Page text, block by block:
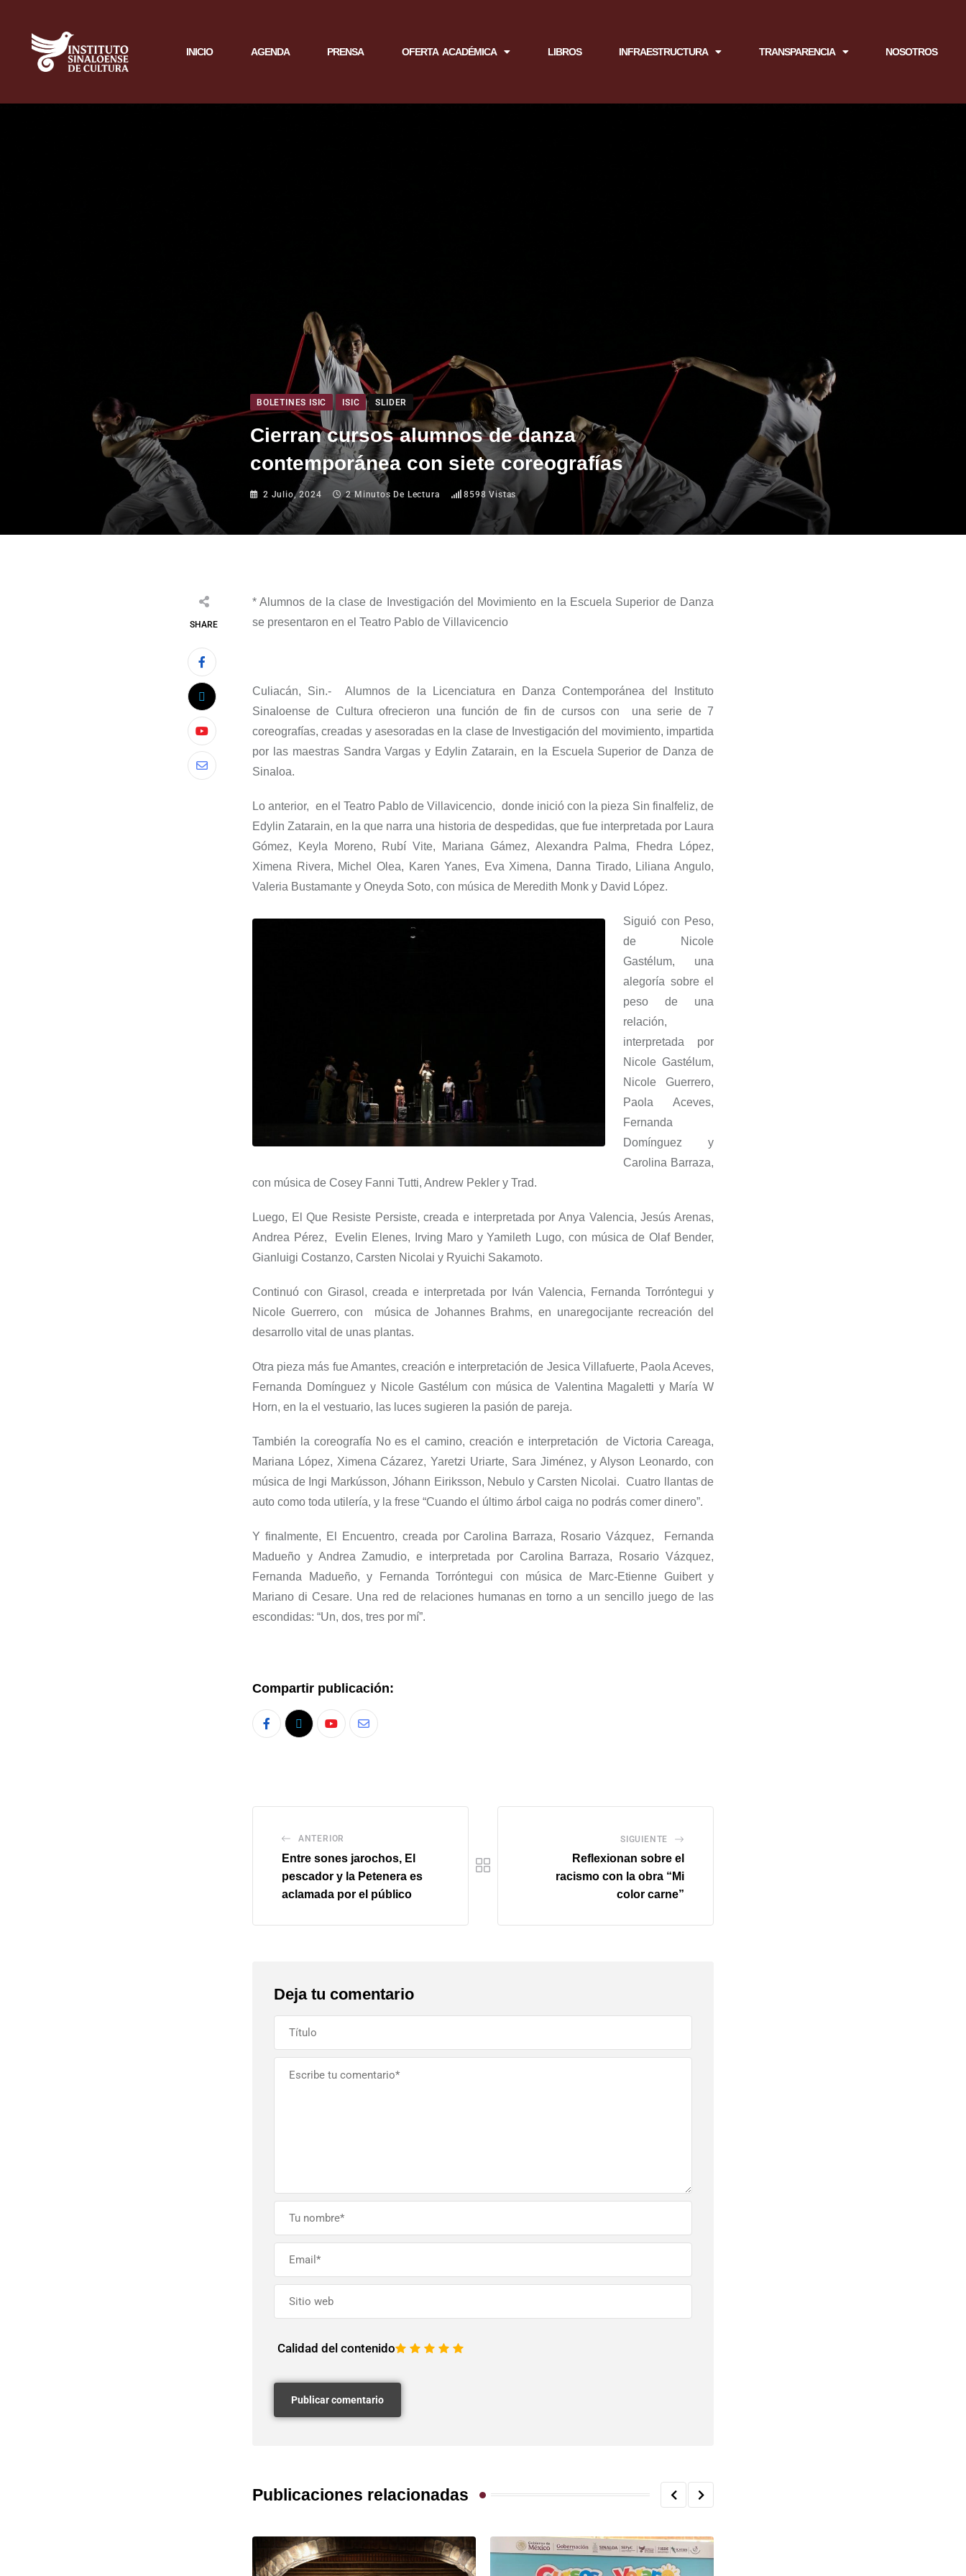
INICIO AGENDA PRENSA OFERTA ACADÉMICA LIBROS INFRAESTRUCTURA TRANSPARENCIA NOSOTROS
BOLETINES ISIC ISIC SLIDER
Cierran cursos alumnos de danza
contemporánea con siete coreografías
2 Julio, 2024 2 Minutos De Lectura 8598 Vistas
SHARE
* Alumnos de la clase de Investigación del Movimiento en la Escuela Superior de Danza
se presentaron en el Teatro Pablo de Villavicencio
Culiacán, Sin.- Alumnos de la Licenciatura en Danza Contemporánea del
Instituto
Sinaloense de Cultura ofrecieron una función de fin de cursoscon una serie de 7
coreografías, creadas y asesoradas en la clase de Investigación del movimiento, impartida
por las maestras Sandra Vargas y Edylin Zatarain, en la Escuela Superior de Danza de
Sinaloa.
Lo anterior, en el Teatro Pablo de Villavicencio, donde inició con la pieza Sin final feliz, de
Edylin Zatarain, en la que narra una historiade despedidas, que fue interpretada por Laura
Gómez, Keyla Moreno, Rubí Vite, Mariana Gámez, Alexandra Palma,
Fhedra López,
Ximena Rivera, Michel Olea, Karen Yanes, Eva Ximena, Danna Tirado, Liliana Angulo,
Valeria Bustamante y Oneyda Soto, con música de Meredith Monk y David López.
Siguió con Peso,
de Nicole
Gastélum, una
alegoría sobre el
peso de una
relación,
interpretada por
Nicole Gastélum,
Nicole Guerrero,
Paola Aceves,
Fernanda
Domínguez y
Carolina Barraza,
con música de Cosey Fanni Tutti, Andrew Pekler y Trad.
Luego, El Que Resiste Persiste, creada e interpretada porAnya Valencia, Jesús Arenas,
Andrea Pérez, Evelin Elenes, Irving Maro y Yamileth Lugo, con música de Olaf Bender,
Gianluigi Costanzo, Carsten Nicolai y Ryuichi Sakamoto.
Continuó con Girasol , creada e interpretada por Iván Valencia, Fernanda Torróntegui y
Nicole Guerrero, con música de Johannes Brahms, en unaregocijanterecreación de
desarrollo vital de unas plantas.
Otra pieza más fueAmantes, creación e interpretación de Jesica Villafuerte, Paola Aceves,
Fernanda Domínguez y Nicole Gastélum con música de Val entina Magaletti y María W
Horn, en la el vestuario, las luces sugieren la pasión de pareja.
También la coreografía No es el camino, creación e interpretación de Victoria Careaga,
Mariana López, Ximena Cázarez, Yaretzi Uriarte, Sara Jiménez, yAlyson Leonardo, con
música de Ingi Markússon,Jóhann Eiriksson, Nebulo y Carsten Nicolai. Cuatro llantas de
auto como toda utilería, y la frese “Cuando el último árbol caiga no podrás comer dinero”.
Y finalmente, El Encuentro, creada por Carolina Barraza, Rosario Vázquez, Fernanda
Madueño y Andrea Zamudio, e interpretada por Carolina Barraza, Rosario Vázquez,
Fernanda
Madueño, y Fernanda Torróntegui con música de Marc-Etienne Guiberty
Mariano di Cesare. Unared de relaciones humanas en torno a un sencillo juego de las
escondidas: “Un, dos, tres por mí”.
Compartir publicación:
ANTERIOR
Entre sones jarochos, El
pescador y la Petenera es
aclamada por el público
SIGUIENTE
Reflexionan sobre el
racismo con la obra “Mi
color carne”
Deja tu comentario
Calidad del contenido 5
4
3
2
1
Publicaciones relacionadas